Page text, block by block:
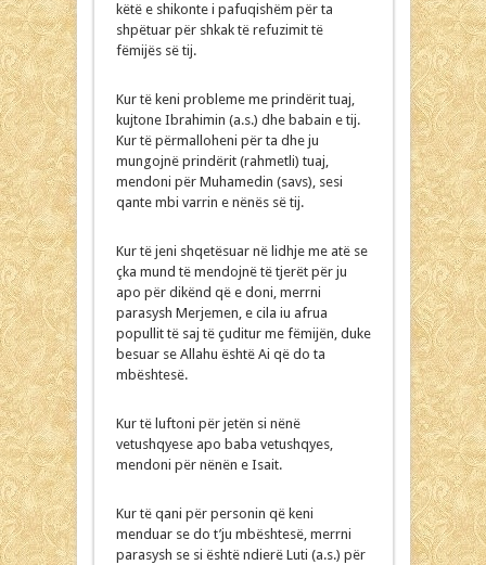
këtë e shikonte i pafuqishëm për ta
shpëtuar për shkak të refuzimit të
fëmijës së tij.
Kur të keni probleme me prindërit tuaj,
kujtone Ibrahimin (a.s.) dhe babain e tij.
Kur të përmalloheni për ta dhe ju
mungojnë prindërit (rahmetli) tuaj,
mendoni për Muhamedin (savs), sesi
qante mbi varrin e nënës së tij.
Kur të jeni shqetësuar në lidhje me atë se
çka mund të mendojnë të tjerët për ju
apo për dikënd që e doni, merrni
parasysh Merjemen, e cila iu afrua
popullit të saj të çuditur me fëmijën, duke
besuar se Allahu është Ai që do ta
mbështesë.
Kur të luftoni për jetën si nënë
vetushqyese apo baba vetushqyes,
mendoni për nënën e Isait.
Kur të qani për personin që keni
menduar se do t’ju mbështesë, merrni
parasysh se si është ndierë Luti (a.s.) për